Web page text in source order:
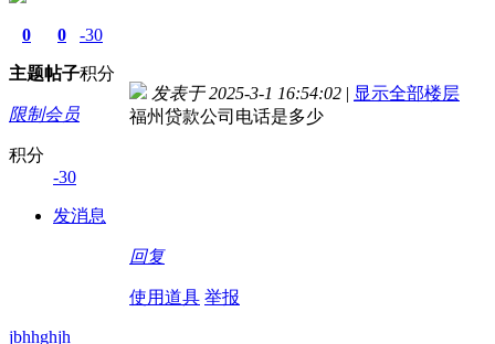
0
主题
0
帖子
-30
积分
限制会员
积分
-30
发消息
发表于 2025-3-1 16:54:02 | 显示全部楼层
福州贷款公司电话是多少
回复
使用道具 举报
jbhhghjh